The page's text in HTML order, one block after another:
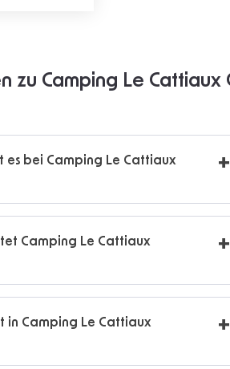
zu Camping Le Cattiaux
bei Camping Le Cattiaux
Camping Le Cattiaux
in Camping Le Cattiaux